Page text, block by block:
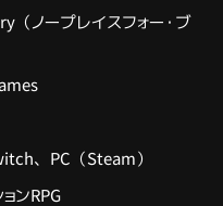
（ノープレイスフォー・ブ
、PC（Steam）
ンRPG